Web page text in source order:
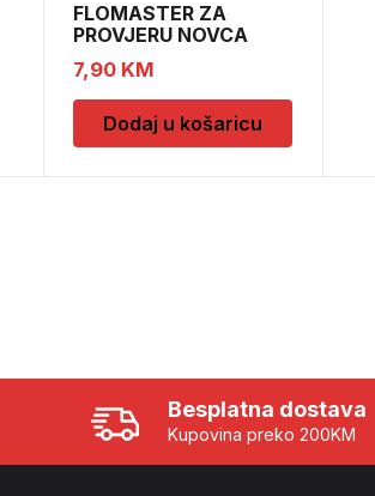
FLOMASTER ZA
PROVJERU NOVCA
SAFESCAN 30
7,90 KM
Dodaj u košaricu
Besplatna dostava
Kupovina preko 200KM